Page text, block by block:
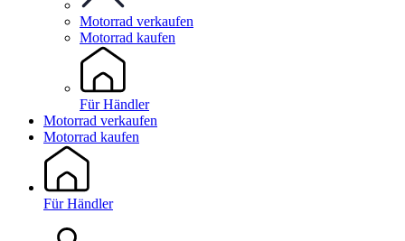
Motorrad verkaufen
Motorrad kaufen
Für Händler
Motorrad verkaufen
Motorrad kaufen
Für Händler